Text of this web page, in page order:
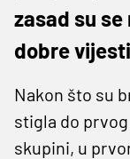
zasad su
dobre
Nakon što su
stigla do
skupini, u